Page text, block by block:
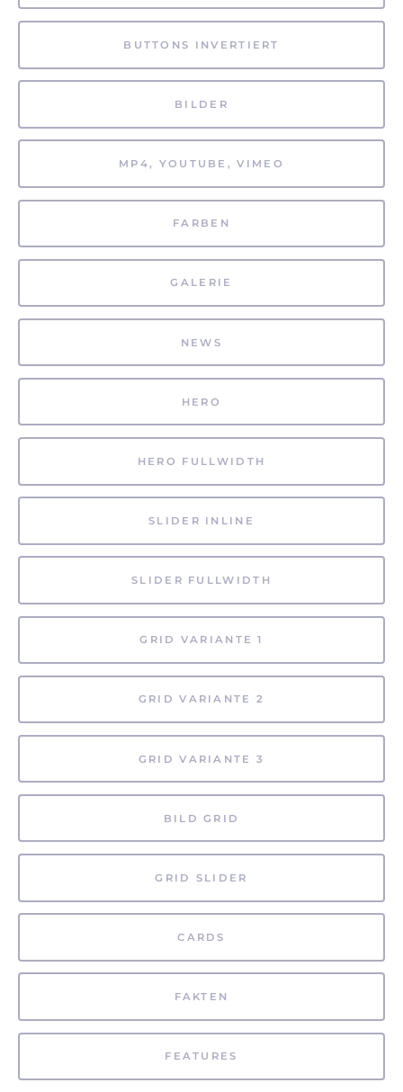
BUTTONS INVERTIERT
BILDER
MP4, YOUTUBE, VIMEO
FARBEN
GALERIE
NEWS
HERO
HERO FULLWIDTH
SLIDER INLINE
SLIDER FULLWIDTH
GRID VARIANTE 1
GRID VARIANTE 2
GRID VARIANTE 3
BILD GRID
GRID SLIDER
CARDS
FAKTEN
FEATURES